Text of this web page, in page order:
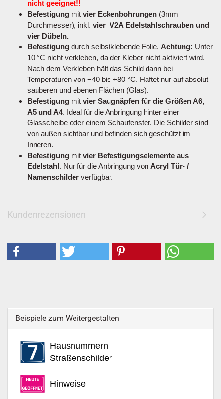
nicht geeignet!!
Befestigung mit vier Eckenbohrungen (3mm
Durchmesser), inkl. vier V2A Edelstahlschrauben und
vier Dübeln.
Befestigung durch selbstklebende Folie. Achtung: Unter
10 °C nicht verkleben, da der Kleber nicht aktiviert wird.
Nach dem Verkleben hält das Schild dann bei
Temperaturen von −40 bis +80 °C. Haftet nur auf absolut
sauberen und ebenen Flächen (Glas).
Befestigung mit vier Saugnäpfen für die Größen A6,
A5 und A4. Ideal für die Anbringung hinter einer
Glasscheibe oder einem Schaufenster. Die Schilder sind
von außen sichtbar und befinden sich geschützt im
Inneren.
Befestigung mit vier Befestigungselemente aus
Edelstahl. Nur für die Anbringung von Acryl Tür- /
Namenschilder verfügbar.
Kundenrezensionen
Beispiele zum Weitergestalten
Hausnummern
Straßenschilder
Hinweise